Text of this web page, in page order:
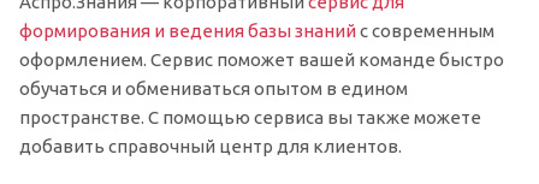
формирования и ведения базы знанийс современным
оформлением. Сервис поможет вашей команде быстро
обучаться и обмениваться опытом в едином
пространстве. С помощью сервиса вы также можете
добавить справочный центр для клиентов.